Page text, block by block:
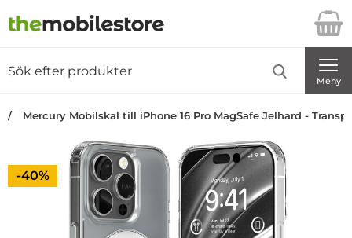
Startsidan för Danira Telecom AB
Meny
Mercury Mobilskal till iPhone 16 Pro MagSafe Jelhard -
Priset är nedsatt med
-40%